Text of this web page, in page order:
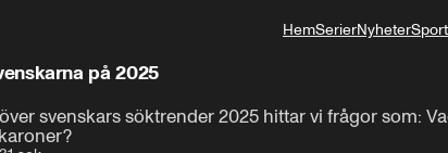
HemSerierNyheterSport
på 2025
svenskars söktrender 2025 hittar vi frågor som: